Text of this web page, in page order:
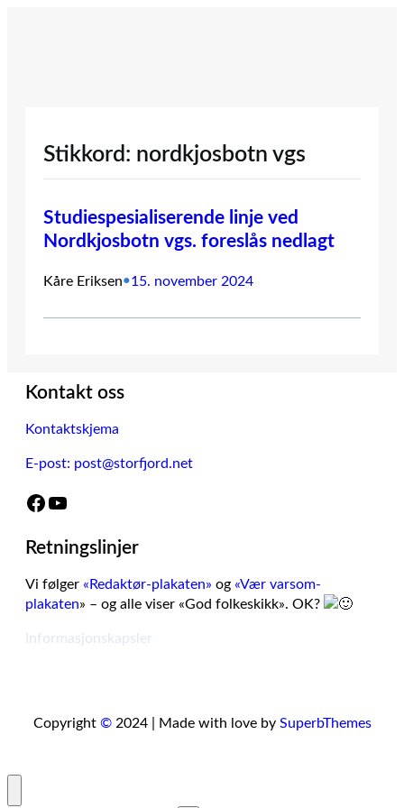
Stikkord: nordkjosbotn vgs
Studiespesialiserende linje ved
Nordkjosbotn vgs. foreslås nedlagt
Kåre Eriksen•15. november 2024
Kontakt oss
Kontaktskjema
E-post: post@storfjord.net
Facebook YouTube
Retningslinjer
Vi følger «Redaktør-plakaten» og «Vær varsom-
plakaten» – og alle viser «God folkeskikk». OK?
Informasjonskapsler
Copyright ©2024 | Made with love by SuperbThemes